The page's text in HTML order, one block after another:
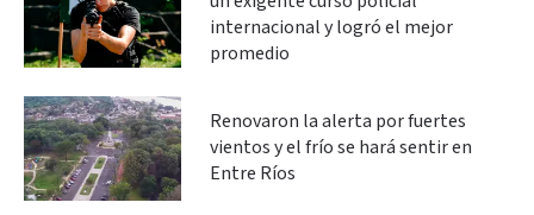
internacional y logró el mejor
promedio
Renovaron la alerta por fuertes
vientos y el frío se hará sentir en
Entre Ríos